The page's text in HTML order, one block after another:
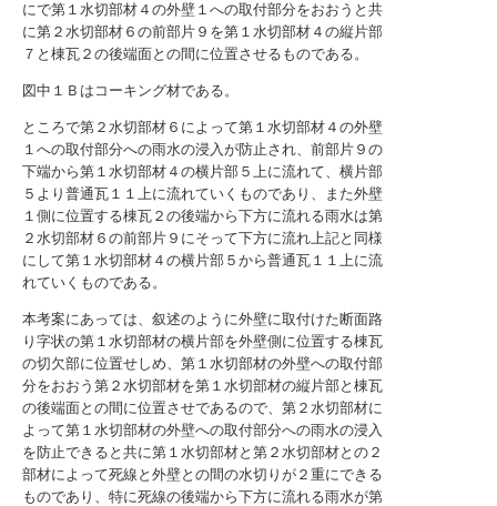
にで第１水切部材４の外壁１への取付部分をおおうと共
に第２水切部材６の前部片９を第１水切部材４の縦片部
７と棟瓦２の後端面との間に位置させるものである。
図中１Ｂはコーキング材である。
ところで第２水切部材６によって第１水切部材４の外壁
１への取付部分への雨水の浸入が防止され、前部片９の
下端から第１水切部材４の横片部５上に流れて、横片部
５より普通瓦１１上に流れていくものであり、また外壁
１側に位置する棟瓦２の後端から下方に流れる雨水は第
２水切部材６の前部片９にそって下方に流れ上記と同様
にして第１水切部材４の横片部５から普通瓦１１上に流
れていくものである。
本考案にあっては、叙述のように外壁に取付けた断面路
り字状の第１水切部材の横片部を外壁側に位置する棟瓦
の切欠部に位置せしめ、第１水切部材の外壁への取付部
分をおおう第２水切部材を第１水切部材の縦片部と棟瓦
の後端面との間に位置させであるので、第２水切部材に
よって第１水切部材の外壁への取付部分への雨水の浸入
を防止できると共に第１水切部材と第２水切部材との２
部材によって死線と外壁との間の水切りが２重にできる
ものであり、特に死線の後端から下方に流れる雨水が第